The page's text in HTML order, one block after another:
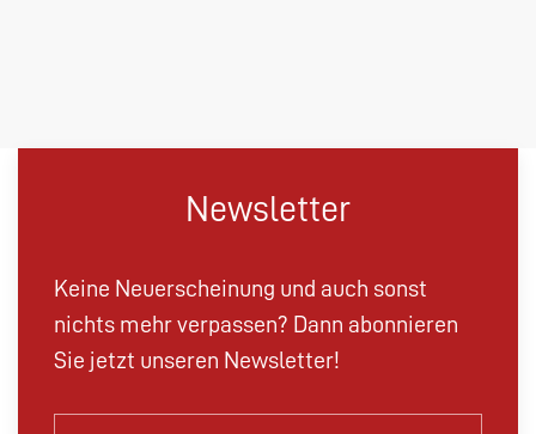
Newsletter
Keine Neuerscheinung und auch sonst
nichts mehr verpassen? Dann abonnieren
Sie jetzt unseren Newsletter!